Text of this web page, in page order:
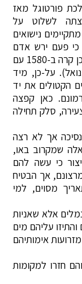
פורטוגל מאז
שרצתה לשלוט על
נישואים
כי פעם ירש אדם
אחד את כתר שתי הממלכות ויאחדן (כפי שאכן קרה ב-1580 עם
על-כן, מיד
הקטולים את יד
כאן קפצה
סלק תחילה
אך לא רצה
שמקרוב באו,
כי עשה להם
אך הבטיח
מסוים, למי
אלא שאניות
עליהם מים
אימותיהם
חזרו למקומות